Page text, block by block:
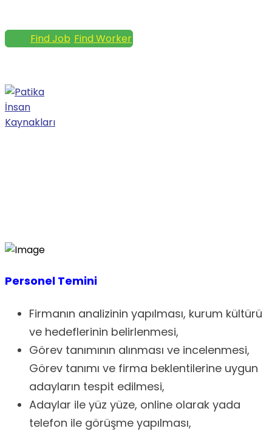
Find Job Find Worker
Personel Temini
Firmanın analizinin yapılması, kurum kültürü
ve hedeflerinin belirlenmesi,
Görev tanımının alınması ve incelenmesi,
Görev tanımı ve firma beklentilerine uygun
adayların tespit edilmesi,
Adaylar ile yüz yüze, online olarak yada
telefon ile görüşme yapılması,